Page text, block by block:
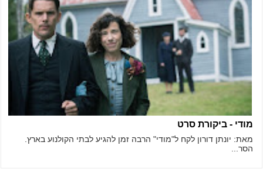
מודי - ביקורת סרט
מאת: יונתן דורון לקח ל"מודי" הרבה זמן להגיע לבתי הקולנוע בארץ.
הסר...